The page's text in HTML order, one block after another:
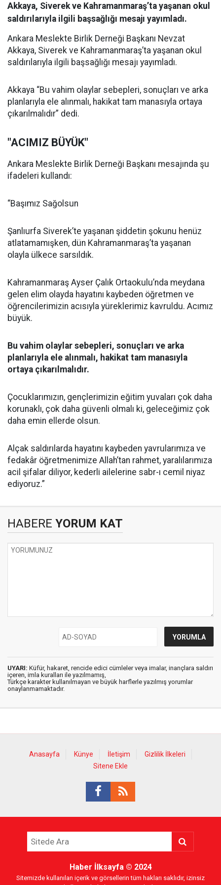
Akkaya, Siverek ve Kahramanmaraş’ta yaşanan okul
saldırılarıyla ilgili başsağlığı mesajı yayımladı.
Ankara Meslekte Birlik Derneği Başkanı Nevzat
Akkaya, Siverek ve Kahramanmaraş’ta yaşanan okul
saldırılarıyla ilgili başsağlığı mesajı yayımladı.
Akkaya “Bu vahim olaylar sebepleri, sonuçları ve arka
planlarıyla ele alınmalı, hakikat tam manasıyla ortaya
çıkarılmalıdır” dedi.
"ACIMIZ BÜYÜK"
Ankara Meslekte Birlik Derneği Başkanı mesajında şu
ifadeleri kullandı:
“Başımız Sağolsun
Şanlıurfa Siverek’te yaşanan şiddetin şokunu henüz
atlatamamışken, dün Kahramanmaraş’ta yaşanan
olayla ülkece sarsıldık.
Kahramanmaraş Ayser Çalık Ortaokulu’nda meydana
gelen elim olayda hayatını kaybeden öğretmen ve
öğrencilerimizin acısıyla yüreklerimiz kavruldu. Acımız
büyük.
Bu vahim olaylar sebepleri, sonuçları ve arka
planlarıyla ele alınmalı, hakikat tam manasıyla
ortaya çıkarılmalıdır.
Çocuklarımızın, gençlerimizin eğitim yuvaları çok daha
korunaklı, çok daha güvenli olmalı ki, geleceğimiz çok
daha emin ellerde olsun.
Alçak saldırılarda hayatını kaybeden yavrularımıza ve
fedakâr öğretmenimize Allah’tan rahmet, yaralılarımıza
acil şifalar diliyor, kederli ailelerine sabr-ı cemil niyaz
ediyoruz.”
HABERE YORUM KAT
UYARI: Küfür, hakaret, rencide edici cümleler veya imalar, inançlara saldırı
içeren, imla kuralları ile yazılmamış,
Türkçe karakter kullanılmayan ve büyük harflerle yazılmış yorumlar
onaylanmamaktadır.
Anasayfa Künye İletişim
Gizlilik İlkeleri
Sitene Ekle
Haber İlksayfa © 2024
Sitemizde kullanılan içerik ve görsellerin tüm hakları saklıdır, izinsiz